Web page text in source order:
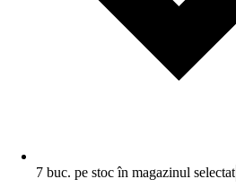
7 buc. pe stoc în magazinul selectat